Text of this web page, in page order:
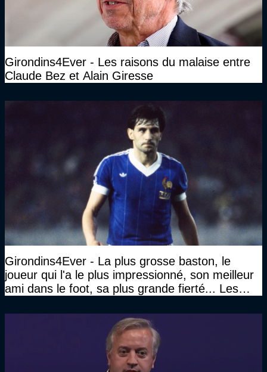
Girondins4Ever - Les raisons du malaise entre
Claude Bez et Alain Giresse
Girondins4Ever - La plus grosse baston, le
joueur qui l'a le plus impressionné, son meilleur
ami dans le foot, sa plus grande fierté... Les